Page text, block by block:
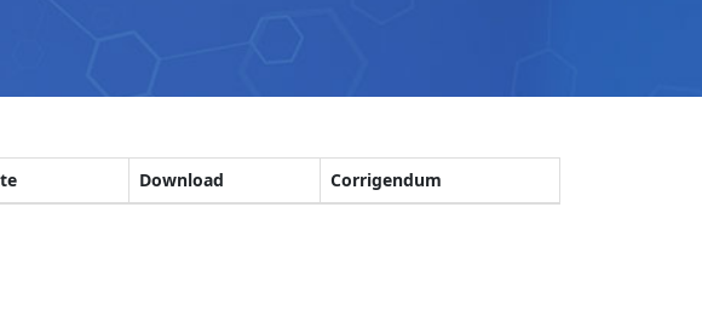
Download Corrigendum